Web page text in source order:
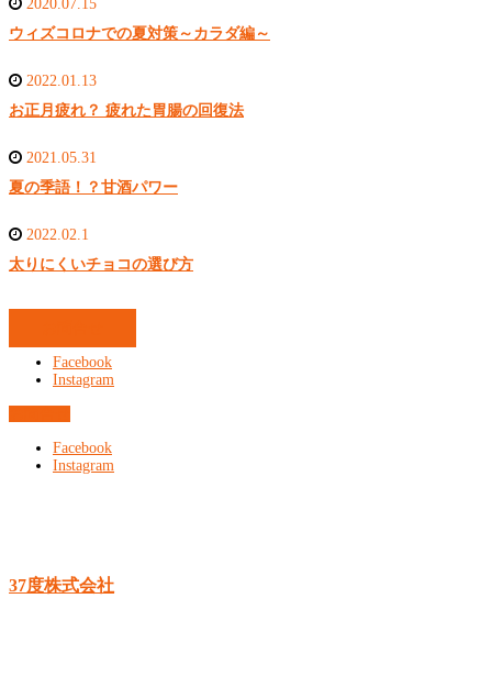
2020.07.15
ウィズコロナでの夏対策～カラダ編～
2022.01.13
お正月疲れ？ 疲れた胃腸の回復法
2021.05.31
夏の季語！？甘酒パワー
2022.02.1
太りにくいチョコの選び方
Facebook
Instagram
Facebook
Instagram
37度株式会社